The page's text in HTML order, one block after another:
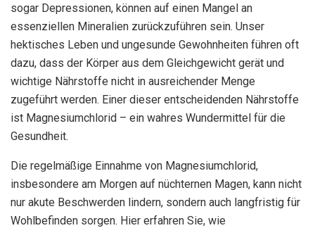
sogar Depressionen, können auf einen Mangel an
essenziellen Mineralien zurückzuführen sein. Unser
hektisches Leben und ungesunde Gewohnheiten führen oft
dazu, dass der Körper aus dem Gleichgewicht gerät und
wichtige Nährstoffe nicht in ausreichender Menge
zugeführt werden. Einer dieser entscheidenden Nährstoffe
ist Magnesiumchlorid – ein wahres Wundermittel für die
Gesundheit.
Die regelmäßige Einnahme von Magnesiumchlorid,
insbesondere am Morgen auf nüchternen Magen, kann nicht
nur akute Beschwerden lindern, sondern auch langfristig für
Wohlbefinden sorgen. Hier erfahren Sie, wie